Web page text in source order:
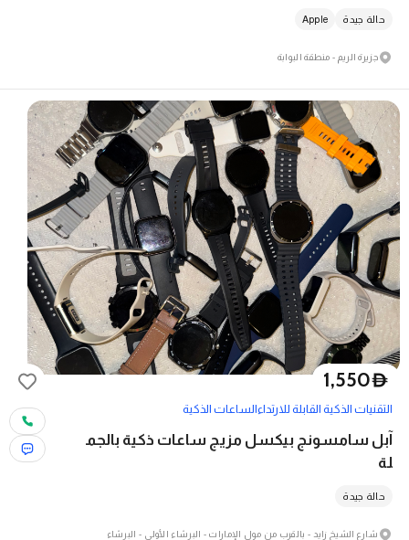
حالة جيدة Apple
جزيرة الريم - منطقة البوابة
D
1,550
التقنيات الذكية القابلة للارتداءالساعات الذكية
آبل سامسونج بيكسل مزيج ساعات ذكية بالجم
لة
حالة جيدة
شارع الشيخ زايد - بالقرب من مول الإمارات - البرشاء الأولى - البرشاء